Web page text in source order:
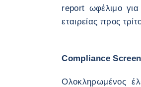
report ωφέλιμο
εταιρείας προς
Compliance
Ολοκληρωμένος